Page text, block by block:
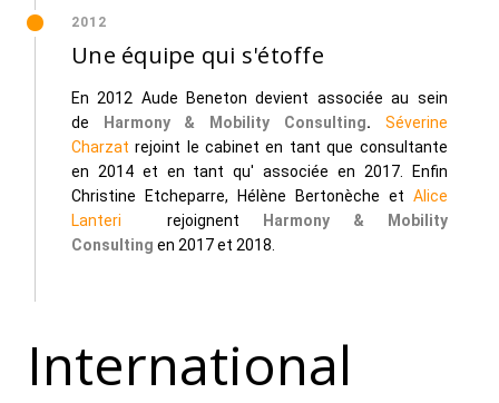
2012
Une équipe qui s'étoffe
En 2012 Aude Beneton devient associée au sein
de
Harmony & Mobility Consulting. Séverine
Charzatrejoint le cabinet en tant que consultante
en 2014 et en tant qu' associée en 2017. Enfin
Christine Etcheparre, Hélène Bertonèche et Alice
Lanteri rejoignent
Harmony & Mobility
Consulting en 2017 et 2018.
International